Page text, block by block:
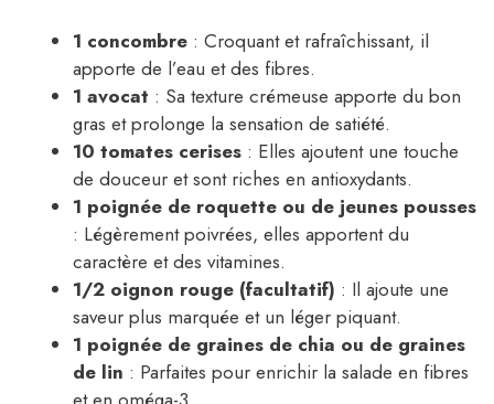
1 concombre : Croquant et rafraîchissant, il
apporte de l’eau et des fibres.
1 avocat : Sa texture crémeuse apporte du bon
gras et prolonge la sensation de satiété.
10 tomates cerises : Elles ajoutent une touche
de douceur et sont riches en antioxydants.
1 poignée de roquette ou de jeunes pousses
: Légèrement poivrées, elles apportent du
caractère et des vitamines.
1/2 oignon rouge (facultatif) : Il ajoute une
saveur plus marquée et un léger piquant.
1 poignée de graines de chia ou de graines
de lin : Parfaites pour enrichir la salade en fibres